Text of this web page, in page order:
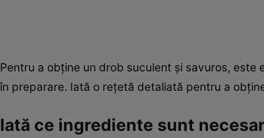
Pentru a obține un drob suculent și savuros,
în preparare. Iată o rețetă detaliată pentru a
Iată ce ingrediente sunt